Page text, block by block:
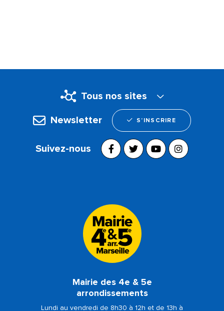
Tous nos sites
Newsletter S’INSCRIRE
Suivez-nous
Mairie des 4e & 5e
arrondissements
Lundi au vendredi de 8h30 à 12h et de 13h à